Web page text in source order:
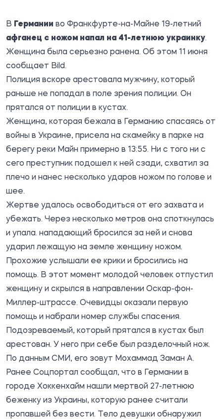
В Германии во Франкфурте-на-Майне 19-летний
афганец с ножом напал на 41-летнюю украинку.
Женщина была серьезно ранена. Об этом 11 июня
сообщает Bild.
Полиция вскоре арестовала мужчину, который
раньше не попадал в поле зрения полиции. Он
прятался от полиции в кустах.
Женщина, которая бежала в Германию спасаясь от
войны в Украине, присела на скамейку в парке на
берегу реки Майн примерно в 13:55. Ни с того ни с
сего преступник подошел к ней сзади, схватил за
плечо и нанес несколько ударов ножом по голове и
шее.
Жертве удалось освободиться от его захвата и
убежать. Через несколько метров она споткнулась
и упала. нападающий бросился за ней и снова
ударил лежащую на земле женщину ножом.
Прохожие услышали ее крики и бросились на
помощь. В этот момент молодой человек отпустил
женщину и скрылся в направлении Оскар-фон-
Миллер-штрассе. Очевидцы оказали первую
помощь и набрали номер службы спасения.
Подозреваемый, который прятался в кустах был
арестован. У него при себе был разделочный нож.
По данным СМИ, его зовут Мохаммад Заман А.
Ранее Соцпортал сообщал, что в Германии в
городе Хоккенхайм нашли мертвой 27-летнюю
беженку из Украины, которую ранее считали
пропавшей без вести. Тело девушки обнаружил